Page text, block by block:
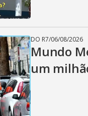
DO R7/06/08/2026
Mundo
um